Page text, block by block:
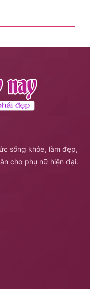
sống khỏe, làm đẹp,
cho phụ nữ hiện đại.